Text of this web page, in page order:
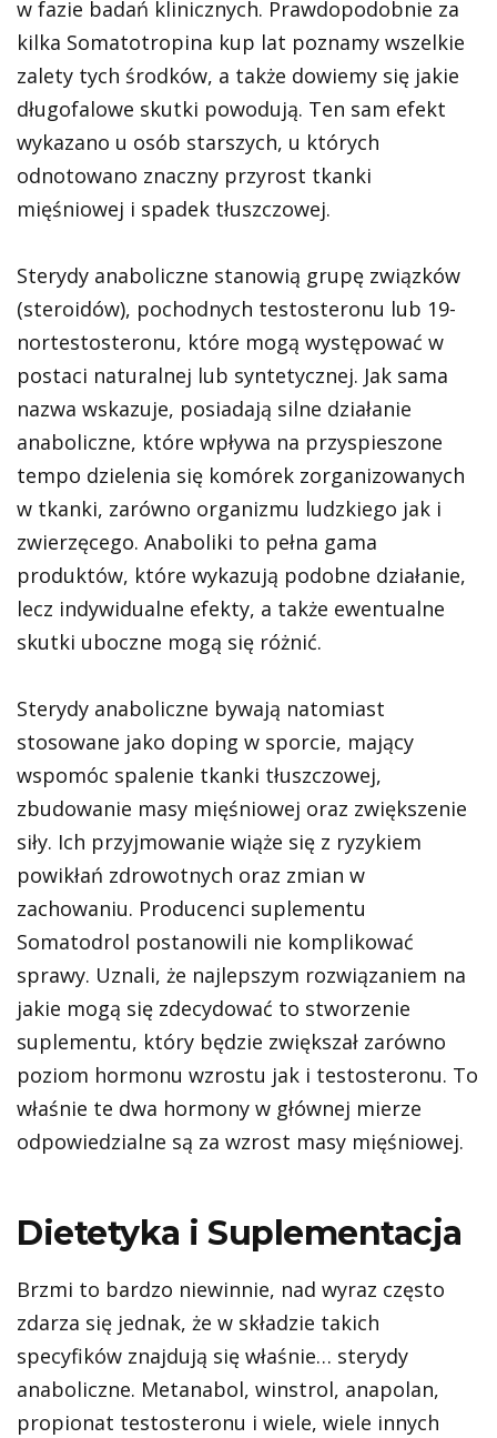
w fazie badań klinicznych. Prawdopodobnie za
kilka Somatotropina kup lat poznamy wszelkie
zalety tych środków, a także dowiemy się jakie
długofalowe skutki powodują. Ten sam efekt
wykazano u osób starszych, u których
odnotowano znaczny przyrost tkanki
mięśniowej i spadek tłuszczowej.
Sterydy anaboliczne stanowią grupę związków
(steroidów), pochodnych testosteronu lub 19-
nortestosteronu, które mogą występować w
postaci naturalnej lub syntetycznej. Jak sama
nazwa wskazuje, posiadają silne działanie
anaboliczne, które wpływa na przyspieszone
tempo dzielenia się komórek zorganizowanych
w tkanki, zarówno organizmu ludzkiego jak i
zwierzęcego. Anaboliki to pełna gama
produktów, które wykazują podobne działanie,
lecz indywidualne efekty, a także ewentualne
skutki uboczne mogą się różnić.
Sterydy anaboliczne bywają natomiast
stosowane jako doping w sporcie, mający
wspomóc spalenie tkanki tłuszczowej,
zbudowanie masy mięśniowej oraz zwiększenie
siły. Ich przyjmowanie wiąże się z ryzykiem
powikłań zdrowotnych oraz zmian w
zachowaniu. Producenci suplementu
Somatodrol postanowili nie komplikować
sprawy. Uznali, że najlepszym rozwiązaniem na
jakie mogą się zdecydować to stworzenie
suplementu, który będzie zwiększał zarówno
poziom hormonu wzrostu jak i testosteronu. To
właśnie te dwa hormony w głównej mierze
odpowiedzialne są za wzrost masy mięśniowej.
Dietetyka i Suplementacja
Brzmi to bardzo niewinnie, nad wyraz często
zdarza się jednak, że w składzie takich
specyfików znajdują się właśnie… sterydy
anaboliczne. Metanabol, winstrol, anapolan,
propionat testosteronu i wiele, wiele innych